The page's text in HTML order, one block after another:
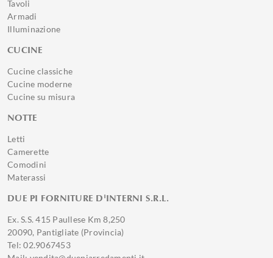
Tavoli
Armadi
Illuminazione
CUCINE
Cucine classiche
Cucine moderne
Cucine su misura
NOTTE
Letti
Camerette
Comodini
Materassi
DUE PI FORNITURE D'INTERNI S.R.L.
Ex. S.S. 415 Paullese Km 8,250
20090, Pantigliate (Provincia)
Tel: 02.9067453